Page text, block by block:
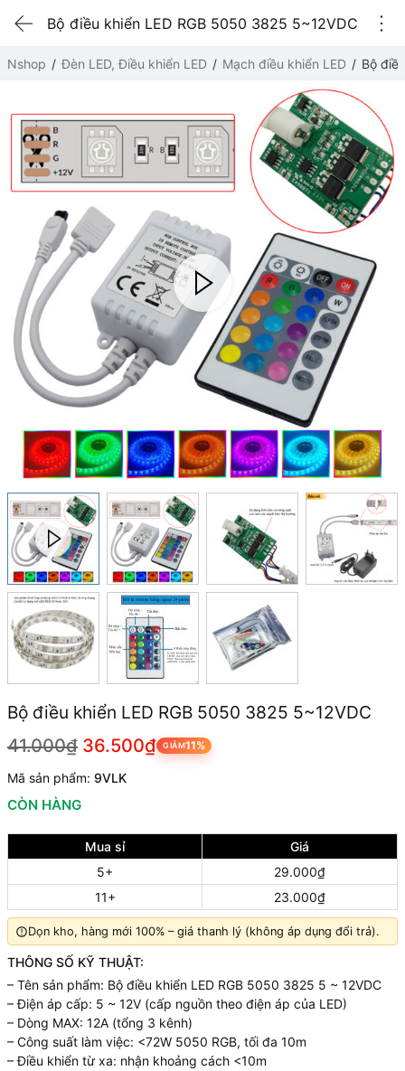
Bộ điều khiển LED RGB 5050 3825 5~12VDC
Nshop Đèn LED, Điều khiển LED Mạch điều khiển LED Bộ
Bộ điều khiển LED RGB 5050 3825 5~12VDC
41.000₫ 36.500₫ GIẢM11%
Mã sản phẩm: 9VLK
CÒN HÀNG
Mua sỉ
Giá
5+
29.000₫
11+
23.000₫
Dọn kho, hàng mới 100% – giá thanh lý (không áp dụng đổi trả).
THÔNG SỐ KỸ THUẬT:
– Tên sản phẩm: Bộ điều khiển LED RGB 5050 3825 5 ~ 12VDC
– Điện áp cấp: 5 ~ 12V (cấp nguồn theo điện áp của LED)
– Dòng MAX: 12A (tổng 3 kênh)
– Công suất làm việc: <72W 5050 RGB, tối đa 10m
– Điều khiển từ xa: nhận khoảng cách <10m